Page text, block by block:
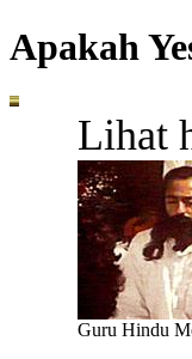
Apakah
Lihat
Guru Hindu